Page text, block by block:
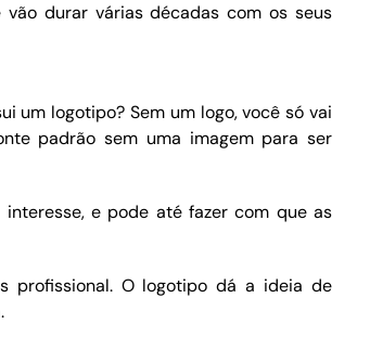
durar várias décadas com os seus
um logotipo? Sem um logo, você só vai
padrão sem uma imagem para ser
e pode até fazer com que as
profissional. O logotipo dá a ideia de